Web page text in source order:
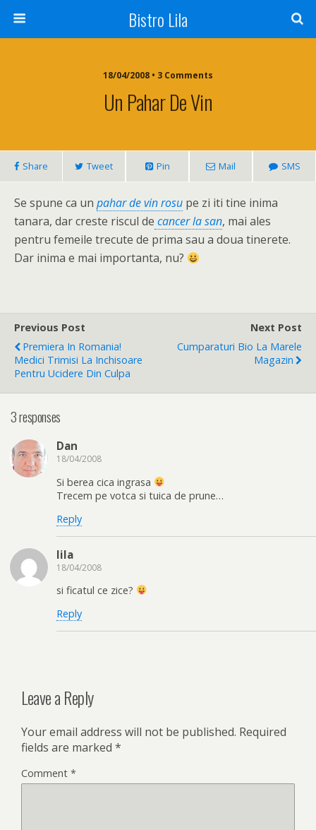
Bistro Lila
18/04/2008 • 3 Comments
Un Pahar De Vin
Share Tweet Pin Mail SMS
Se spune ca un pahar de vin rosu pe zi iti tine inima
tanara, dar creste riscul de cancer la san, mai ales
pentru femeile trecute de prima sau a doua tinerete.
Dar inima e mai importanta, nu?
Previous Post
Premiera In Romania!
Medici Trimisi La Inchisoare
Pentru Ucidere Din Culpa
Next Post
Cumparaturi Bio La Marele
Magazin
3 responses
Dan
18/04/2008
Si berea cica ingrasa
Trecem pe votca si tuica de prune…
Reply
lila
18/04/2008
si ficatul ce zice?
Reply
Leave a Reply
Your email address will not be published. Required
fields are marked *
Comment *